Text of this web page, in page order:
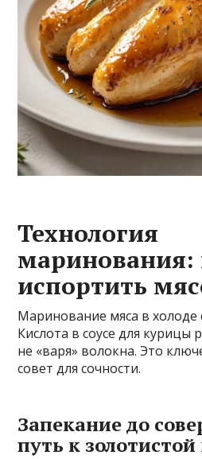
Технология
маринования:
испортить
Маринование мяса в холоде
Кислота в соусе для курицы
не «варя» волокна. Это
совет для сочности.
Запекание до
путь к